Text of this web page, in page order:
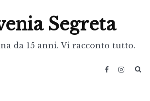
Segreta
da 15 anni. Vi racconto tutto.
MENU